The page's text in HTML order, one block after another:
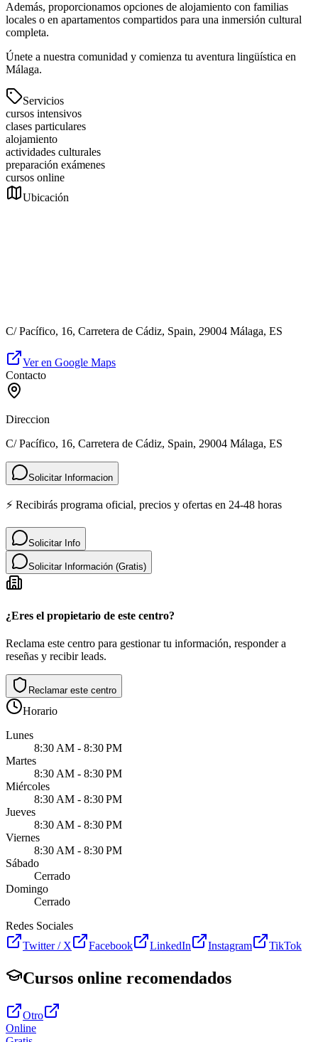
Además, proporcionamos opciones de alojamiento con familias
locales o en apartamentos compartidos para una inmersión cultural
completa.
Únete a nuestra comunidad y comienza tu aventura lingüística en
Málaga.
Servicios
cursos intensivos
clases particulares
alojamiento
actividades culturales
preparación exámenes
cursos online
Ubicación
C/ Pacífico, 16, Carretera de Cádiz, Spain, 29004 Málaga, ES
Ver en Google Maps
Contacto
Direccion
C/ Pacífico, 16, Carretera de Cádiz, Spain, 29004 Málaga, ES
Solicitar Informacion
⚡ Recibirás programa oficial, precios y ofertas en 24-48 horas
Solicitar Info
Solicitar Información (Gratis)
¿Eres el propietario de este centro?
Reclama este centro para gestionar tu información, responder a
reseñas y recibir leads.
Reclamar este centro
Horario
Lunes
8:30 AM - 8:30 PM
Martes
8:30 AM - 8:30 PM
Miércoles
8:30 AM - 8:30 PM
Jueves
8:30 AM - 8:30 PM
Viernes
8:30 AM - 8:30 PM
Sábado
Cerrado
Domingo
Cerrado
Redes Sociales
Twitter / X
Facebook LinkedIn Instagram TikTok
Cursos online recomendados
Otro
Online